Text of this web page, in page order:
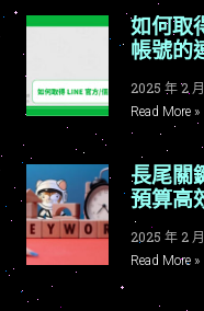
如何取
帳號的
2025 年 2
Read More »
長尾關
預算高
2025 年 2
Read More »